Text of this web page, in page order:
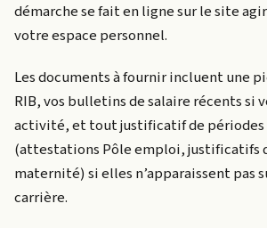
démarche se fait en ligne sur le site
votre espace personnel.
Les documents à fournir incluent une
RIB, vos bulletins de salaire récents si
activité, et tout justificatif de périodes
(attestations Pôle emploi, justificatifs
maternité) si elles n’apparaissent pas
carrière.